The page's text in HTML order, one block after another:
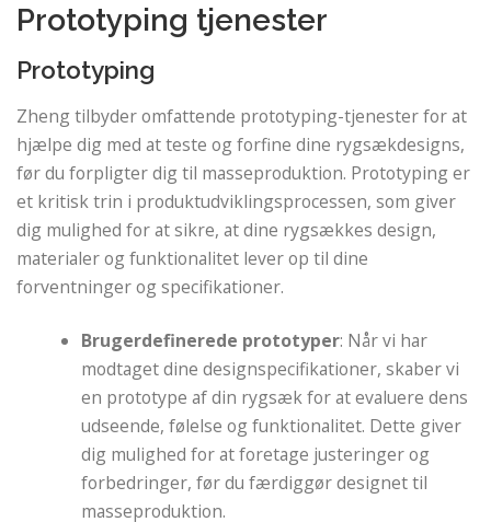
Prototyping tjenester
Prototyping
Zheng tilbyder omfattende prototyping-tjenester for at
hjælpe dig med at teste og forfine dine rygsækdesigns,
før du forpligter dig til masseproduktion. Prototyping er
et kritisk trin i produktudviklingsprocessen, som giver
dig mulighed for at sikre, at dine rygsækkes design,
materialer og funktionalitet lever op til dine
forventninger og specifikationer.
Brugerdefinerede prototyper: Når vi har
modtaget dine designspecifikationer, skaber vi
en prototype af din rygsæk for at evaluere dens
udseende, følelse og funktionalitet. Dette giver
dig mulighed for at foretage justeringer og
forbedringer, før du færdiggør designet til
masseproduktion.